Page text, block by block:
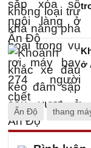
ở
Ấn Độ thang